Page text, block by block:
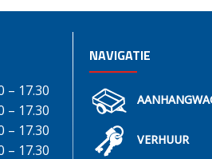
– 17.30
– 17.30
– 17.30
– 17.30
NAVIGATIE
VERHUUR